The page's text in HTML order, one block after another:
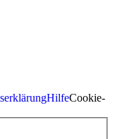
HilfeCookie-